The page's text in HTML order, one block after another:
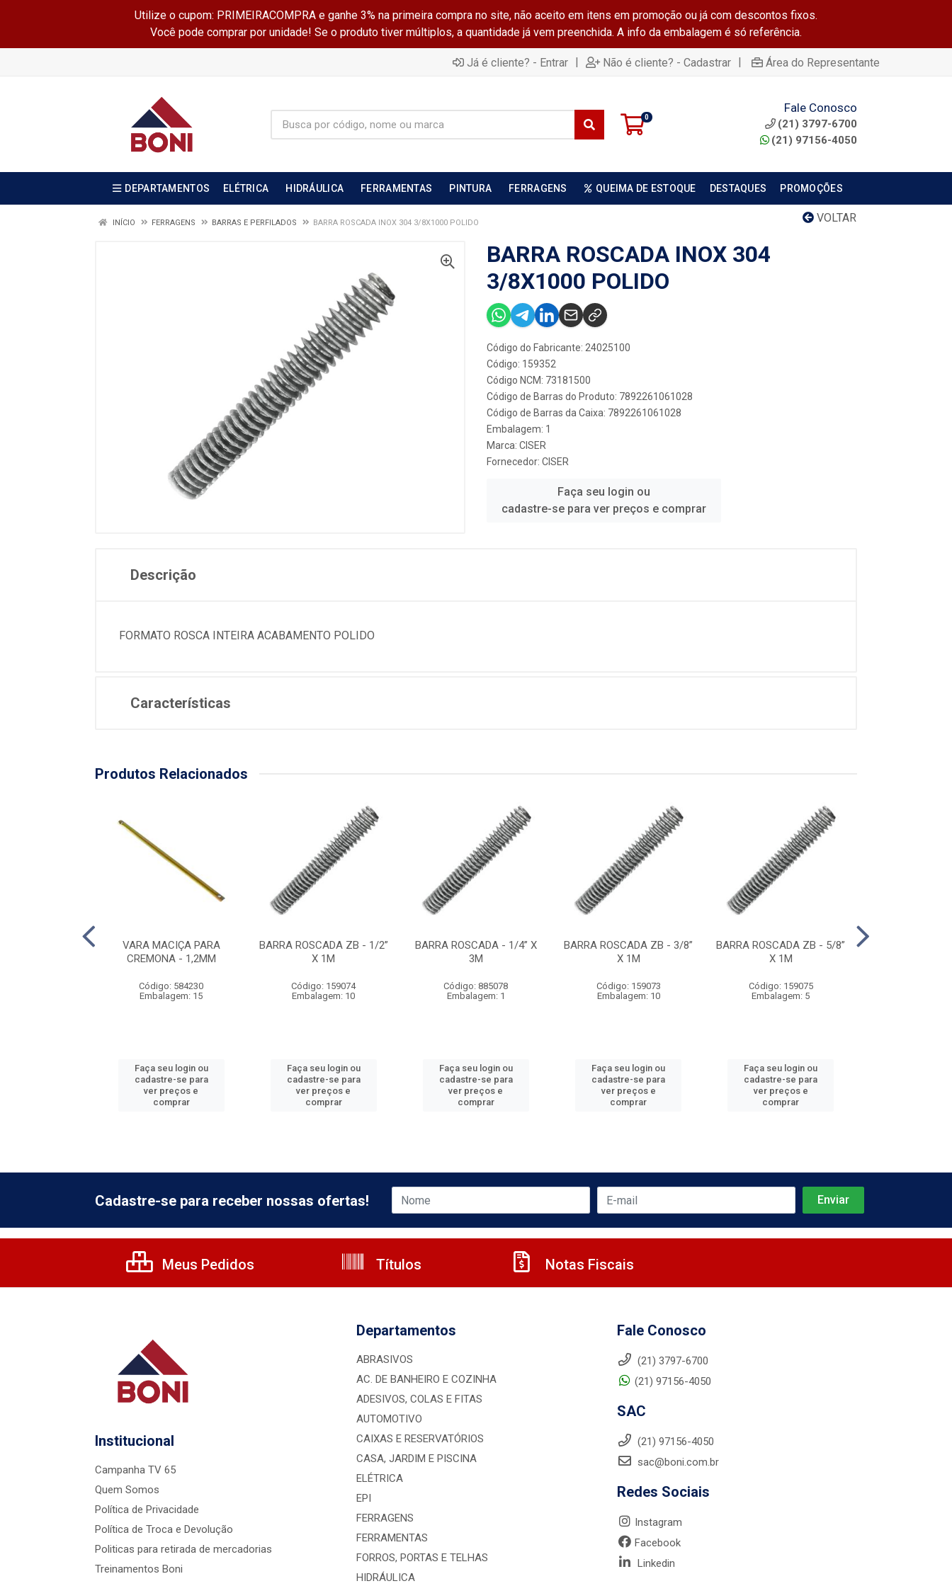
Utilize o cupom: PRIMEIRACOMPRA e ganhe 3% na primeira compra no site, não aceito em itens em promoção ou já com descontos fixos.
Você pode comprar por unidade! Se o produto tiver múltiplos, a quantidade já vem preenchida. A info da embalagem é só referência.
Já é cliente? - Entrar | Não é cliente? - Cadastrar | Área do Representante
0
Fale Conosco
(21) 3797-6700
(21) 97156-4050
DEPARTAMENTOS ELÉTRICA HIDRÁULICA FERRAMENTAS PINTURA FERRAGENS QUEIMA DE ESTOQUE DESTAQUES PROMOÇÕES
VOLTAR
INÍCIO FERRAGENS BARRAS E PERFILADOS BARRA ROSCADA INOX 304 3/8X1000 POLIDO
BARRA ROSCADA INOX 304
3/8X1000 POLIDO
Código do Fabricante: 24025100
Código: 159352
Código NCM: 73181500
Código de Barras do Produto: 7892261061028
Código de Barras da Caixa: 7892261061028
Embalagem: 1
Marca: CISER
Fornecedor: CISER
Faça seu login ou
cadastre-se para ver preços e comprar
Descrição
FORMATO ROSCA INTEIRA ACABAMENTO POLIDO
Características
Produtos Relacionados
VARA MACIÇA PARA
CREMONA - 1,2MM
Código: 584230
Embalagem: 15
Faça seu login ou
cadastre-se para
ver preços e
comprar
BARRA ROSCADA ZB - 1/2”
X 1M
Código: 159074
Embalagem: 10
Faça seu login ou
cadastre-se para
ver preços e
comprar
BARRA ROSCADA - 1/4” X
3M
Código: 885078
Embalagem: 1
Faça seu login ou
cadastre-se para
ver preços e
comprar
BARRA ROSCADA ZB - 3/8”
X 1M
Código: 159073
Embalagem: 10
Faça seu login ou
cadastre-se para
ver preços e
comprar
BARRA ROSCADA ZB - 5/8”
X 1M
Código: 159075
Embalagem: 5
Faça seu login ou
cadastre-se para
ver preços e
comprar
Cadastre-se para receber nossas ofertas!
Meus Pedidos Títulos Notas Fiscais
Institucional
Campanha TV 65
Quem Somos
Política de Privacidade
Política de Troca e Devolução
Politicas para retirada de mercadorias
Treinamentos Boni
Departamentos
ABRASIVOS
AC. DE BANHEIRO E COZINHA
ADESIVOS, COLAS E FITAS
AUTOMOTIVO
CAIXAS E RESERVATÓRIOS
CASA, JARDIM E PISCINA
ELÉTRICA
EPI
FERRAGENS
FERRAMENTAS
FORROS, PORTAS E TELHAS
HIDRÁULICA
Fale Conosco
(21) 3797-6700
(21) 97156-4050
SAC
(21) 97156-4050
sac@boni.com.br
Redes Sociais
Instagram
Facebook
Linkedin